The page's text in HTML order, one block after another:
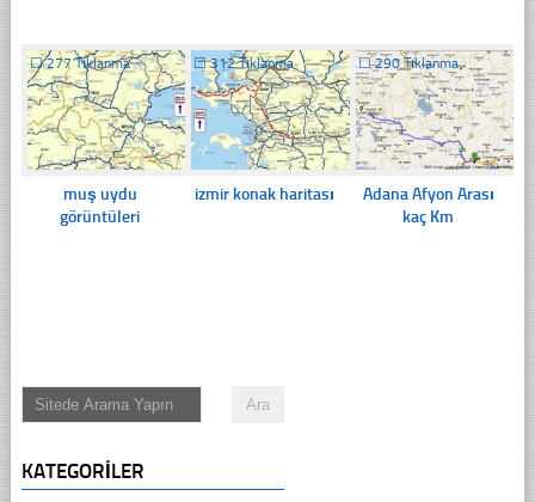
☐277 Tıklanma
muş uydu
görüntüleri
☐312 Tıklanma
izmir konak haritası
☐290 Tıklanma
Adana Afyon Arası
kaç Km
KATEGORILER